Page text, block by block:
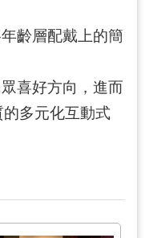
齡層配戴上的簡
喜好方向，進而
多元化互動式